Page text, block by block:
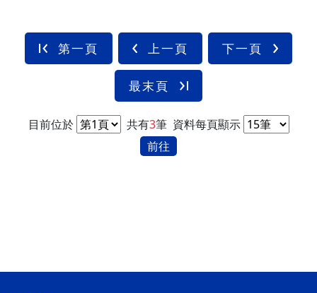
第一頁 上一頁 下一頁
最末頁
目前位於 共有3筆 資料每頁顯示
前往